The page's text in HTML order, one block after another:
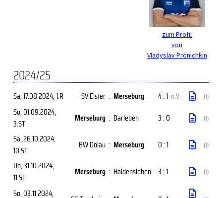
zum Profil
von
Vladyslav Pronichkin
2024/25
Sa, 17.08.2024, 1.R SV Elster : Merseburg 4 : 1 n.V. (1)
So, 01.09.2024,
3.ST
Merseburg : Barleben 3 : 0 (1)
Sa, 26.10.2024,
10.ST
BW Dölau : Merseburg 0 : 1 (1)
Do, 31.10.2024,
11.ST
Merseburg : Haldensleben 3 : 1 (1)
So, 03.11.2024,